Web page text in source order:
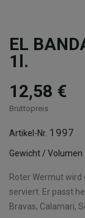
EL
1l.
12,58 €
Bruttopreis
Artikel-Nr. 1997
Gewicht / Volumen
Roter Wermut wird
serviert. Er passt
Bravas, Calamari,